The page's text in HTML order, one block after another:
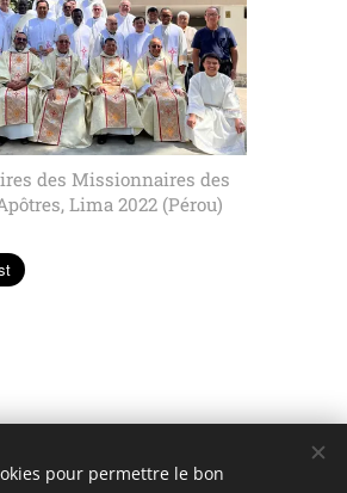
des Missionnaires des
Lima 2022 (Pérou)
- Via dei Penitenzieri 19 -00193 ROMA
pour permettre le bon